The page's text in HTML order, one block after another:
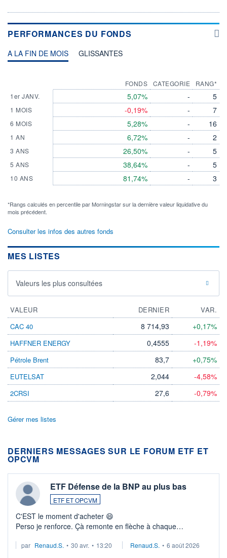
PERFORMANCES DU FONDS
A LA FIN DE MOIS GLISSANTES
1er JANV.
1 MOIS
6 MOIS
1 AN
3 ANS
5 ANS
10 ANS
FONDS
5,07%
-0,19%
5,28%
6,72%
26,50%
38,64%
81,74%
CATEGORIE
-
-
-
-
-
-
-
RANG*
5
7
16
2
5
5
3
*Rangs calculés en percentile par Morningstar sur la dernière valeur liquidative du
mois précédent.
Consulter les infos des autres fonds
MES LISTES
Valeurs les plus consultées
VALEUR DERNIER
VAR.
CAC 40
8 714,93 +0,17%
HAFFNER ENERGY 0,4555 -1,19%
Pétrole Brent 83,7 +0,75%
EUTELSAT 2,044 -4,58%
2CRSI 27,6 -0,79%
Gérer mes listes
DERNIERS MESSAGES SUR LE FORUM ETF ET
OPCVM
ETF Défense de la BNP au plus bas
ETF ET OPCVM
C'EST le moment d'acheter 😄​
Perso je renforce. Çà remonte en flèche à chaque
Investissement long terme tip top pour sa retraite.
par Renaud.S. • 30 avr. • 13:20 Renaud.S. • 6 août 2026